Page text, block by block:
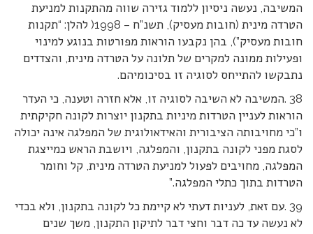
המשיבה, נעשה ניסיון ללמוד גזירה שווה מהתקנות למניעת
הטרדה מינית (חובות מעסיק), תשנ”ח – 1998( להלן: “תקנות
חובות מעסיק”), בהן נקבעו הוראות מפורטות בנוגע למינוי
ופעילות ממונה למקרים של תלונה על הטרדה מינית, והצדדים
נתבקשו להתייחס לסוגיה זו בסיכומיהם.
38 .המשיבה לא השיבה לסוגיה זו, אלא חזרה וטענה, כי העדר
הוראות לעניין הטרדות מיניות בתקנון יוצרות לקונה חקיקתית
ו”כי מחויבותה הציבורית והאידאולוגית של המפלגה אינה יכולה
לסגת מפני לקונה בתקנון, והמפלגה, ויושבת הראש כמייצגת
המפלגה, מחויבים לפעול למניעת הטרדה מינית, קל וחומר
הטרדות בתוך כתלי המפלגה.”
39 .עם זאת, לעניות דעתי לא קיימת כל לקונה בתקנון, ולא בכדי
לא נעשה עד כה דבר וחצי דבר לתיקון התקנון, משך שנים